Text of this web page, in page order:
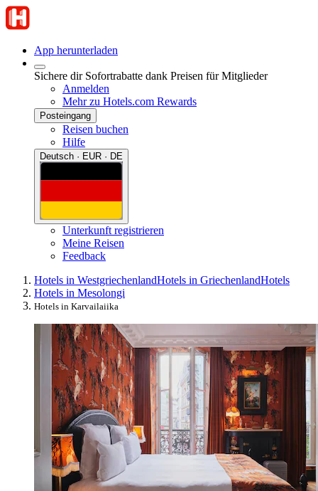
App herunterladen
Sichere dir Sofortrabatte dank Preisen für Mitglieder
Anmelden
Mehr zu Hotels.com Rewards
Posteingang
Reisen buchen
Hilfe
Deutsch · EUR · DE
Unterkunft registrieren
Meine Reisen
Feedback
Hotels in WestgriechenlandHotels in GriechenlandHotels
Hotels in Mesolongi
Hotels in Karvailaiika